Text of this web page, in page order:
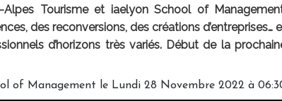
Tourisme et iaelyon School of
des reconversions, des créations d’entreprises…
d’horizons très variés. Début de la
of Management le Lundi 28 Novembre 2022 à